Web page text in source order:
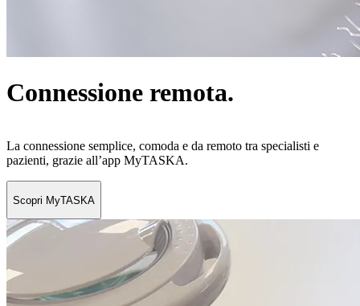
Connessione remota.
La connessione semplice, comoda e da remoto tra specialisti e
pazienti, grazie all’app MyTASKA.
Scopri MyTASKA